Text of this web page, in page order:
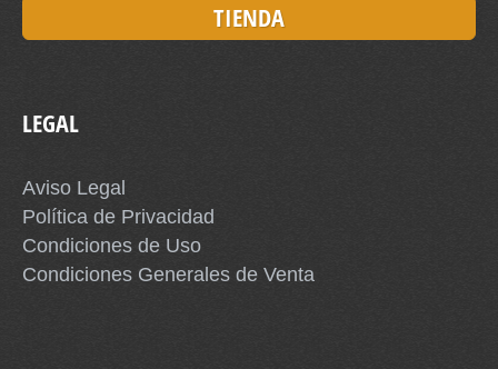
TIENDA
LEGAL
Aviso Legal
Política de Privacidad
Condiciones de Uso
Condiciones Generales de Venta